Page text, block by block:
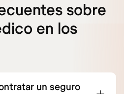
sobre
en los
un seguro